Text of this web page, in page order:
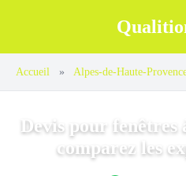
Accueil » Alpes-de-Haute-
Devis pour fenêtres
comparez les